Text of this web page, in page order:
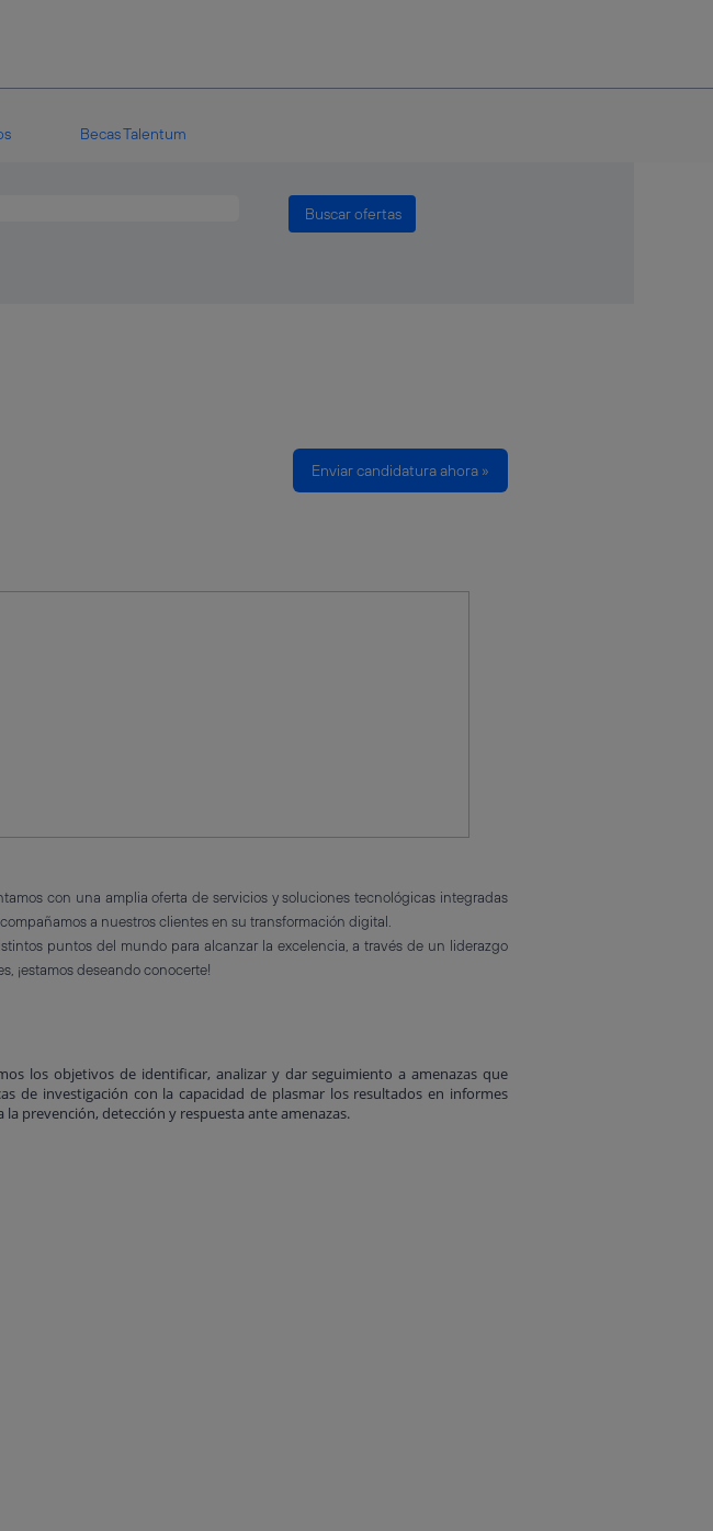
Becas Talentum
Enviar candidatura ahora »
con una amplia oferta de servicios y soluciones tecnológicas integradas
a nuestros clientes en su transformación digital.
puntos del mundo para alcanzar la excelencia, a través de un liderazgo
¡estamos deseando conocerte!
los objetivos de identificar, analizar y dar seguimiento a amenazas que
de investigación con la capacidad de plasmar los resultados en informes
prevención, detección y respuesta ante amenazas.